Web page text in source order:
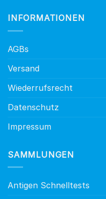
INFORMATIONEN
AGBs
Versand
Wiederrufsrecht
Datenschutz
Impressum
SAMMLUNGEN
Antigen Schnelltests